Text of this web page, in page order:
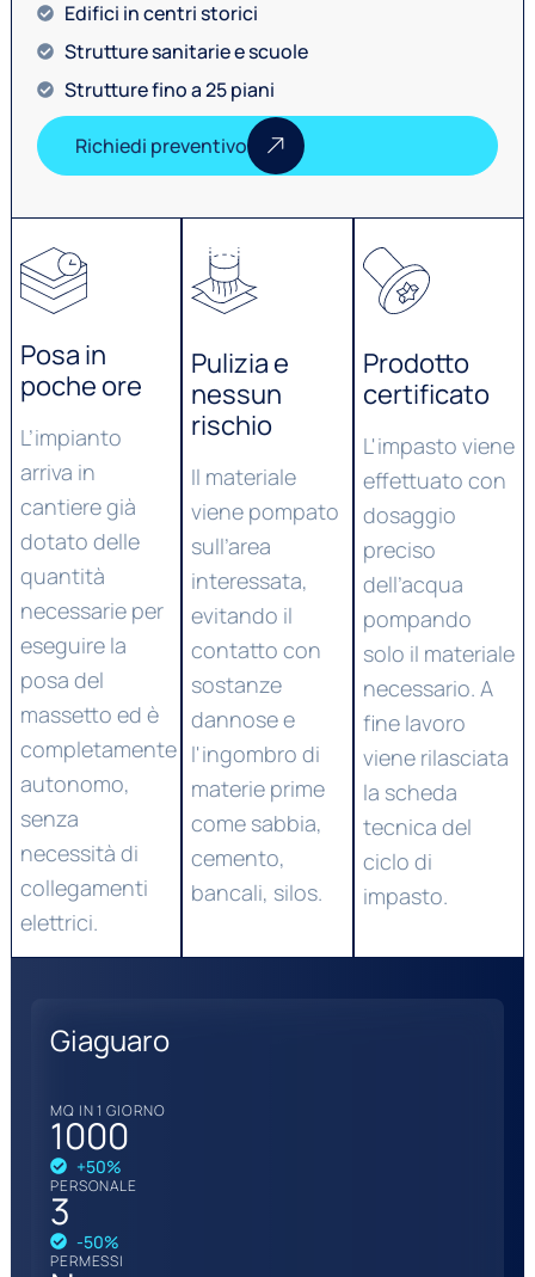
Edifici in centri storici
Strutture sanitarie e scuole
Strutture fino a 25 piani
Richiedi preventivo
Posa in
poche ore
L’impianto
arriva in
cantiere già
dotato delle
quantità
necessarie per
eseguire la
posa del
massetto ed è
completamente
autonomo,
senza
necessità di
collegamenti
elettrici.
Pulizia e
nessun
rischio
Il materiale
viene pompato
sull’area
interessata,
evitando il
contatto con
sostanze
dannose e
l'ingombro di
materie prime
come sabbia,
cemento,
bancali, silos.
Prodotto
certificato
L'impasto viene
effettuato con
dosaggio
preciso
dell’acqua
pompando
solo il materiale
necessario. A
fine lavoro
viene rilasciata
la scheda
tecnica del
ciclo di
impasto.
Giaguaro
MQ IN 1 GIORNO
1000
+50%
PERSONALE
3
-50%
PERMESSI